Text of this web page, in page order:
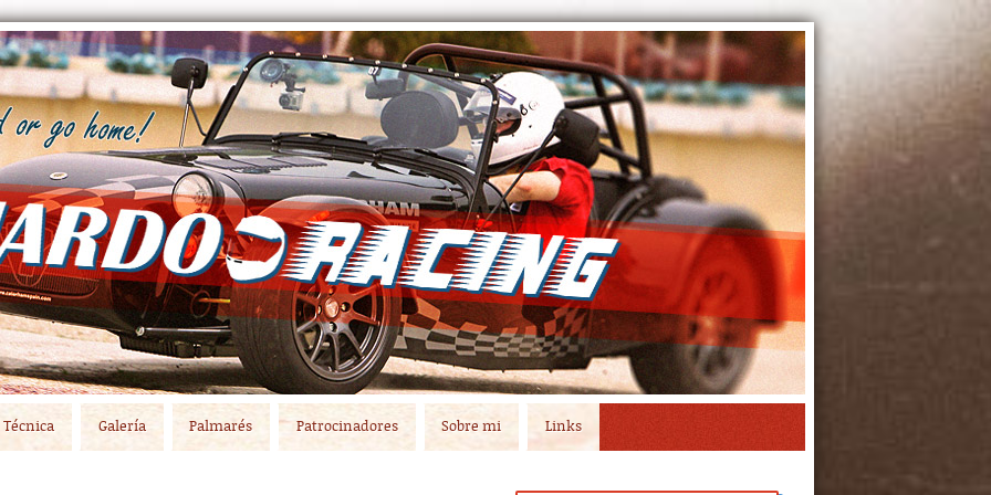
Técnica Galería Palmarés Patrocinadores Sobre mi Links